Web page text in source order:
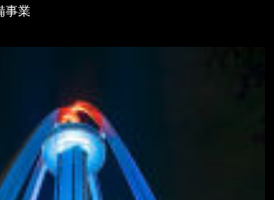
事業